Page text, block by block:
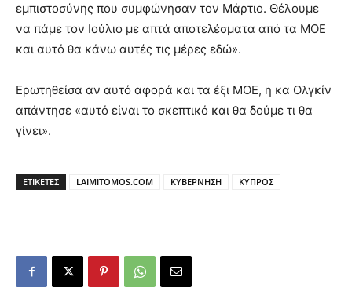
εμπιστοσύνης που συμφώνησαν τον Μάρτιο. Θέλουμε
να πάμε τον Ιούλιο με απτά αποτελέσματα από τα ΜΟΕ
και αυτό θα κάνω αυτές τις μέρες εδώ».
Ερωτηθείσα αν αυτό αφορά και τα έξι ΜΟΕ, η κα Ολγκίν
απάντησε «αυτό είναι το σκεπτικό και θα δούμε τι θα
γίνει».
ΕΤΙΚΕΤΕΣ LAIMITOMOS.COM ΚΥΒΕΡΝΗΣΗ ΚΥΠΡΟΣ